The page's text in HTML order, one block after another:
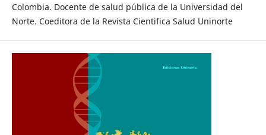
Colombia. Docente de salud pública de la Universidad del
Norte. Coeditora de la Revista Cientifica Salud Uninorte